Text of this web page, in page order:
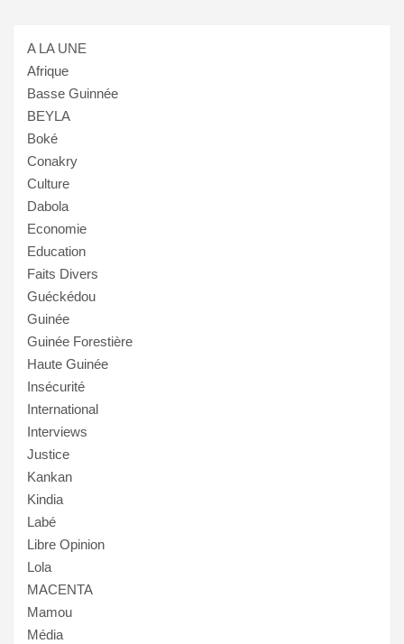
A LA UNE
Afrique
Basse Guinnée
BEYLA
Boké
Conakry
Culture
Dabola
Economie
Education
Faits Divers
Guéckédou
Guinée
Guinée Forestière
Haute Guinée
Insécurité
International
Interviews
Justice
Kankan
Kindia
Labé
Libre Opinion
Lola
MACENTA
Mamou
Média